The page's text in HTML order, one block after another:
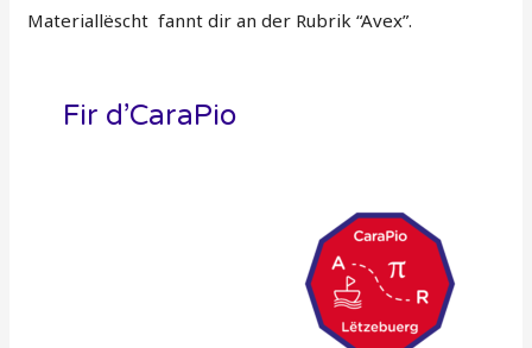
Materiallëscht fannt dir an der Rubrik “Avex”.
Fir d’CaraPio